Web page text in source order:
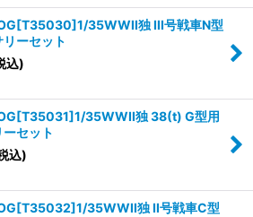
35WWII独 III号戦車N型
ーセット
込)
35WWII独 38(t) G型用
セット
込)
35WWII独 II号戦車C型